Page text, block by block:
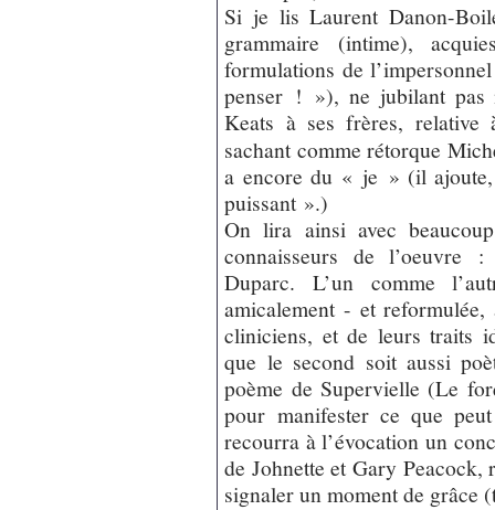
Si je lis Laurent Danon-
grammaire (intime),
formulations de
penser ! »), ne jubilant pas
Keats à ses frères,
sachant comme rétorque
a encore du « je » (il
puissant ».)
On lira ainsi avec
connaisseurs de l’oeuvre
Duparc. L’un comme
amicalement - et
cliniciens, et de leurs traits
que le second soit aussi
poème de Supervielle (Le
pour manifester ce que
recourra à l’évocation un
de Johnette et Gary
signaler un moment de grâce